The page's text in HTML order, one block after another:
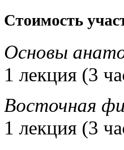
Стоимость
Основы
1 лекция (3
Восточная
1 лекция (3